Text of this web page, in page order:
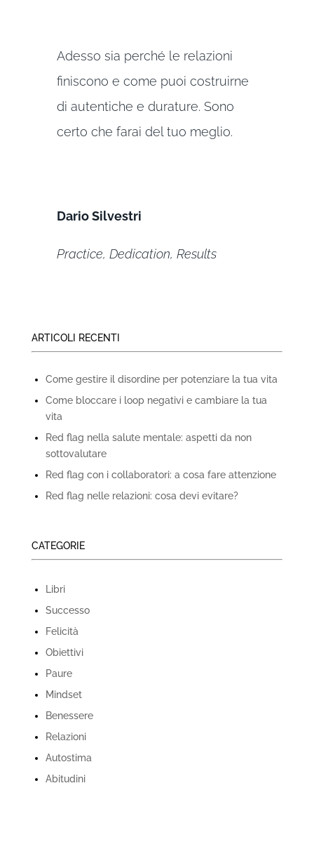
Adesso sia perché le relazioni
finiscono e come puoi costruirne
di autentiche e durature. Sono
certo che farai del tuo meglio.
Dario Silvestri
Practice, Dedication, Results
ARTICOLI RECENTI
Come gestire il disordine per potenziare la tua vita
Come bloccare i loop negativi e cambiare la tua
vita
Red flag nella salute mentale: aspetti da non
sottovalutare
Red flag con i collaboratori: a cosa fare attenzione
Red flag nelle relazioni: cosa devi evitare?
CATEGORIE
Libri
Successo
Felicità
Obiettivi
Paure
Mindset
Benessere
Relazioni
Autostima
Abitudini